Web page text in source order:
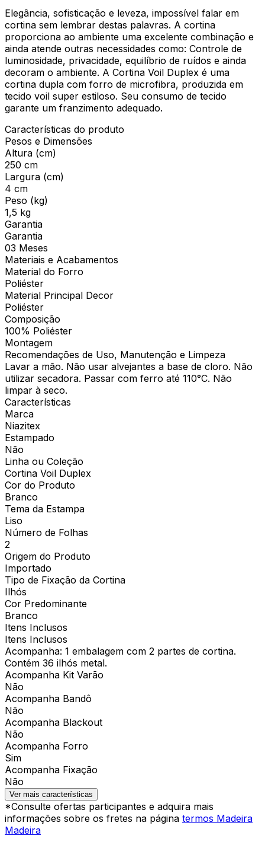
Elegância, sofisticação e leveza, impossível falar em
cortina sem lembrar destas palavras. A cortina
proporciona ao ambiente uma excelente combinação e
ainda atende outras necessidades como: Controle de
luminosidade, privacidade, equilíbrio de ruídos e ainda
decoram o ambiente. A Cortina Voil Duplex é uma
cortina dupla com forro de microfibra, produzida em
tecido voil super estiloso. Seu consumo de tecido
garante um franzimento adequado.
Características do produto
Pesos e Dimensões
Altura (cm)
250 cm
Largura (cm)
4 cm
Peso (kg)
1,5 kg
Garantia
Garantia
03 Meses
Materiais e Acabamentos
Material do Forro
Poliéster
Material Principal Decor
Poliéster
Composição
100% Poliéster
Montagem
Recomendações de Uso, Manutenção e Limpeza
Lavar a mão. Não usar alvejantes a base de cloro. Não
utilizar secadora. Passar com ferro até 110°C. Não
limpar à seco.
Características
Marca
Niazitex
Estampado
Não
Linha ou Coleção
Cortina Voil Duplex
Cor do Produto
Branco
Tema da Estampa
Liso
Número de Folhas
2
Origem do Produto
Importado
Tipo de Fixação da Cortina
Ilhós
Cor Predominante
Branco
Itens Inclusos
Itens Inclusos
Acompanha: 1 embalagem com 2 partes de cortina.
Contém 36 ilhós metal.
Acompanha Kit Varão
Não
Acompanha Bandô
Não
Acompanha Blackout
Não
Acompanha Forro
Sim
Acompanha Fixação
Não
Ver mais características
*Consulte ofertas participantes e adquira mais
informações sobre os fretes na página termos Madeira
Madeira